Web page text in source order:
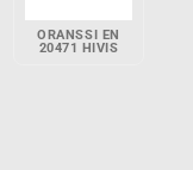
ORANSSI EN
20471 HIVIS